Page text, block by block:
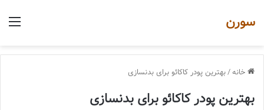
سورن
خانه/بهترین پودر کاکائو برای بدنسازی
بهترین پودر کاکائو برای بدنسازی